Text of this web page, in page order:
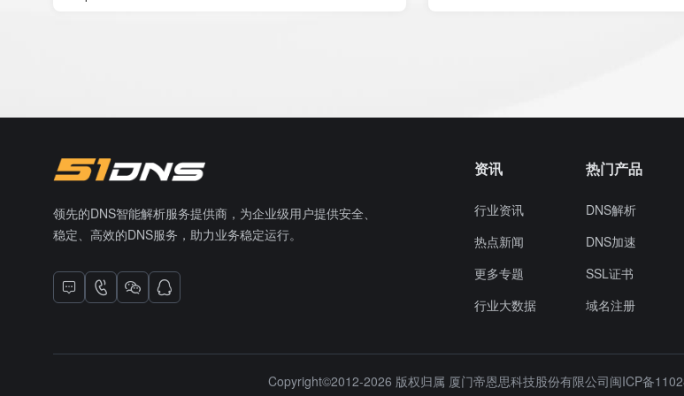
领先的DNS智能解析服务提供商，为企业级用户提供安全、
稳定、高效的DNS服务，助力业务稳定运行。
资讯
行业资讯
热点新闻
更多专题
行业大数据
热门产品
DNS解析
DNS加速
SSL证书
域名注册
Copyright©2012-2026 版权归属 厦门帝恩思科技股份有限公司闽ICP备